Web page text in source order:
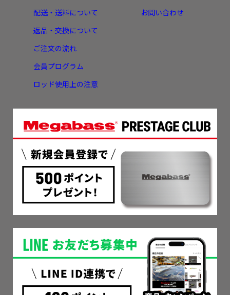
配送・送料について
返品・交換について
ご注文の流れ
会員プログラム
ロッド使用上の注意
お問い合わせ